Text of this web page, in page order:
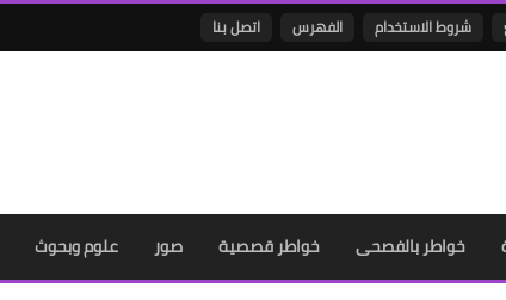
شروط الاستخدام الفهرس اتصل بنا
خواطر بالفصحى خواطر قصصية صور علوم وبحوث